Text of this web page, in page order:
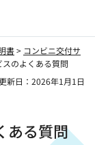
書> コンビニ交付サ
のよくある質問
更新日：2026年1月1日
ある質問